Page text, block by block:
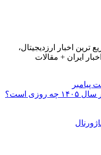
ترین اخبار ارزدیجیتال،
ایران + مقالات
است؟